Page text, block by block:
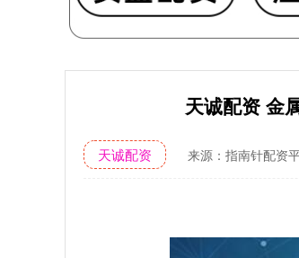
天诚配资 金
天诚配资 来源：指南针配资